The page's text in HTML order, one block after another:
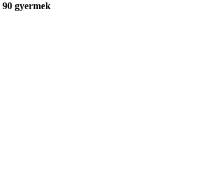
90 gyermek